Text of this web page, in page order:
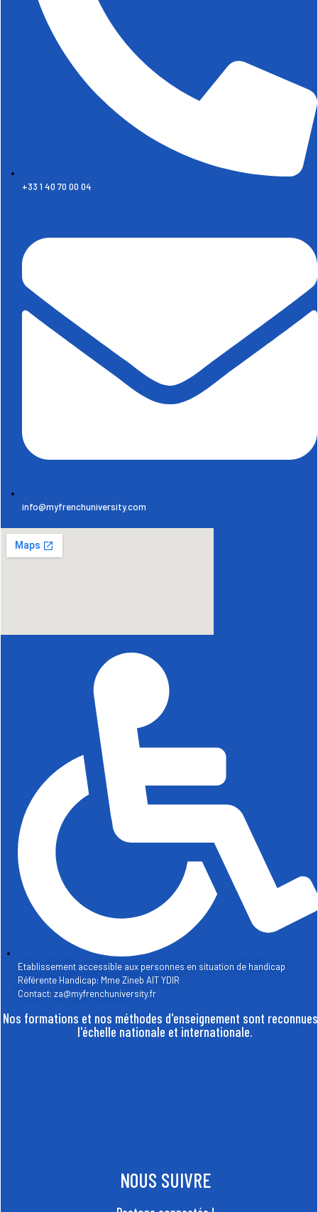
+33 1 40 70 00 04
info@myfrenchuniversity.com
Etablissement accessible aux personnes en situation de handicap
Référente Handicap: Mme Zineb AIT YDIR
Contact: za@myfrenchuniversity.fr
Nos formations et nos méthodes d'enseignement sont
l'échelle nationale et internationale.
NOUS SUIVRE